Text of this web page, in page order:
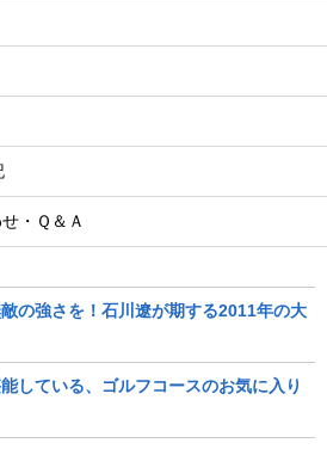
・Ｑ＆Ａ
の強さを！石川遼が期する2011年の大
している、ゴルフコースのお気に入り